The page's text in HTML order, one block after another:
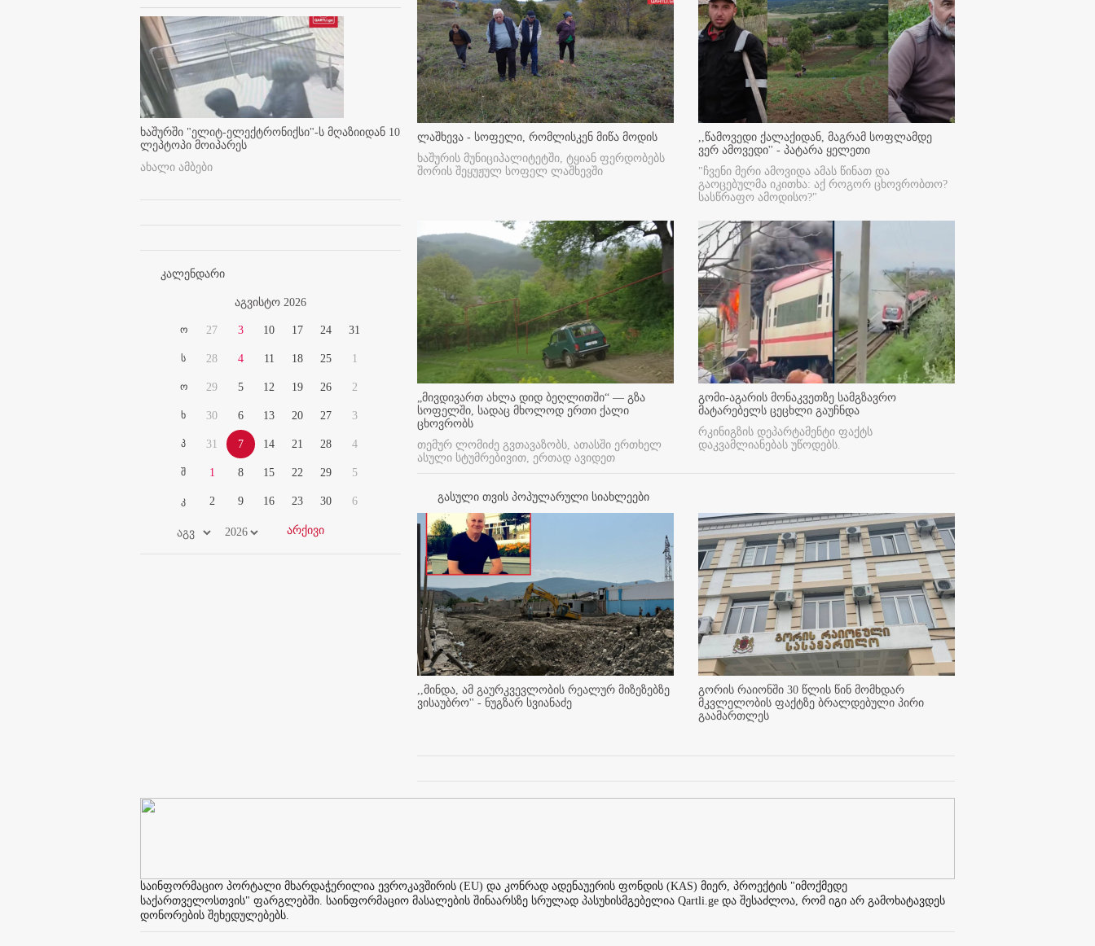
ხაშურში "ელიტ-ელექტრონიქსი"-ს მღაზიიდან 10
ლეპტოპი მოიპარეს
ახალი ამბები
კალენდარი
აგვისტო 2026
ო
ს
ო
ხ
პ
შ
კ
27
28
29
30
31
1
2
3
4
5
6
7
8
9
10
11
12
13
14
15
16
17
18
19
20
21
22
23
24
25
26
27
28
29
30
31
1
2
3
4
5
6
ლაშხევა - სოფელი, რომლისკენ მიწა მოდის
ხაშურის მუნიციპალიტეტში, ტყიან ფერდობებს
შორის შეყუჟულ სოფელ ლაშხევში
,,წამოვედი ქალაქიდან, მაგრამ სოფლამდე
ვერ ამოვედი'' - პატარა ყელეთი
"ჩვენი მერი ამოვიდა ამას წინათ და
გაოცებულმა იკითხა: აქ როგორ ცხოვრობთო?
სასწრაფო ამოდისო?"
„მივდივართ ახლა დიდ ბეღლითში“ — გზა
სოფელში, სადაც მხოლოდ ერთი ქალი
ცხოვრობს
თემურ ლომიძე გვთავაზობს, ათასში ერთხელ
ასული სტუმრებივით, ერთად ავიდეთ
გომი-აგარის მონაკვეთზე სამგზავრო
მატარებელს ცეცხლი გაუჩნდა
რკინიგზის დეპარტამენტი ფაქტს
დაკვამლიანებას უწოდებს.
გასული თვის პოპულარული სიახლეები
,,მინდა, ამ გაურკვევლობის რეალურ მიზეზებზე
ვისაუბრო'' - ნუგზარ სვიანაძე
გორის რაიონში 30 წლის წინ მომხდარ
მკვლელობის ფაქტზე ბრალდებული პირი
გაამართლეს
საინფორმაციო პორტალი მხარდაჭერილია ევროკავშირის (EU) და კონრად ადენაუერის ფონდის (KAS) მიერ, პროექტის "იმოქმედე
საქართველოსთვის" ფარგლებში. საინფორმაციო მასალების შინაარსზე სრულად პასუხისმგებელია Qartli.ge და შესაძლოა, რომ იგი არ გამოხატავდეს
დონორების შეხედულებებს.